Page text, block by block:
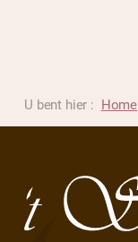
U bent hier : Home